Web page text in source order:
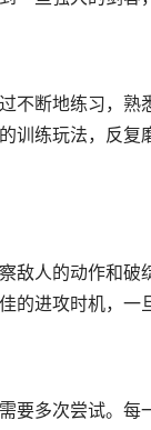
不断地练习，
训练玩法，反
敌人的动作和
的进攻时机，一
要多次尝试。